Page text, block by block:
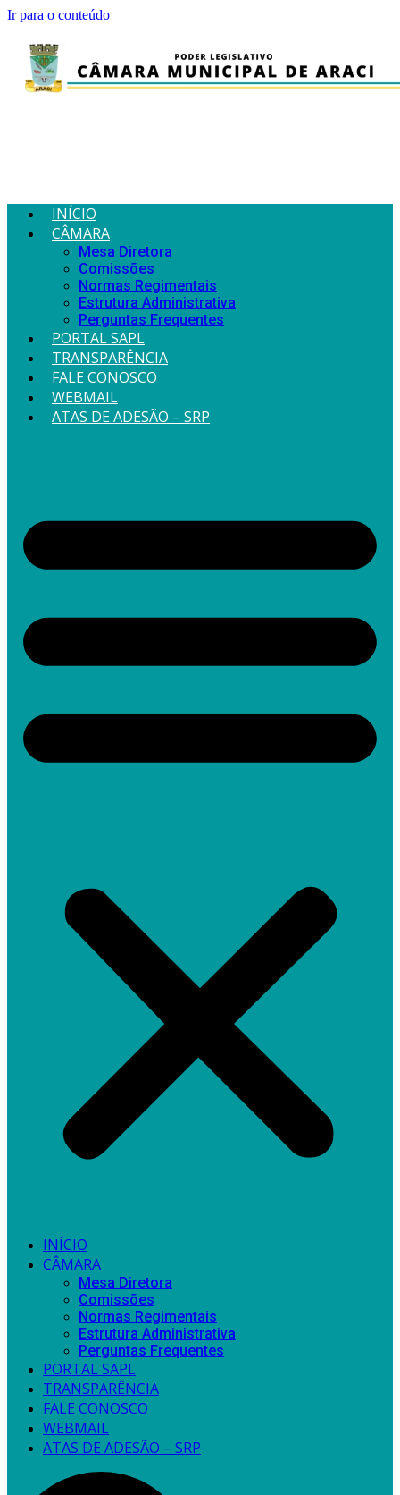
Ir para o conteúdo
INÍCIO
CÂMARA
Mesa Diretora
Comissões
Normas Regimentais
Estrutura Administrativa
Perguntas Frequentes
PORTAL SAPL
TRANSPARÊNCIA
FALE CONOSCO
WEBMAIL
ATAS DE ADESÃO – SRP
INÍCIO
CÂMARA
Mesa Diretora
Comissões
Normas Regimentais
Estrutura Administrativa
Perguntas Frequentes
PORTAL SAPL
TRANSPARÊNCIA
FALE CONOSCO
WEBMAIL
ATAS DE ADESÃO – SRP